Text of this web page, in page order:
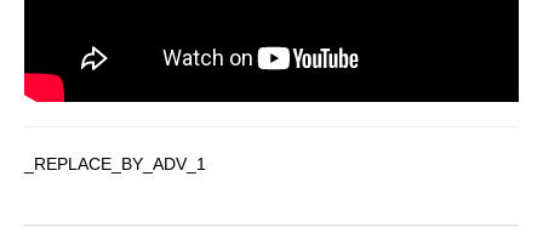
_REPLACE_BY_ADV_1